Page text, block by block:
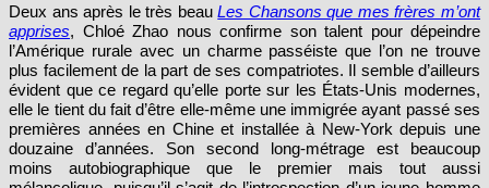
Deux ans après le très beauLes Chansons que mes frères m’ont
apprises, Chloé Zhao nous confirme son talent pour dépeindre
l’Amérique rurale avec un charme passéiste que l’on ne trouve
plus facilement de la part de ses compatriotes. Il semble d’ailleurs
évident que ce regard qu’elle porte sur les États-Unis modernes,
elle le tient du fait d’être elle-même une immigrée ayant passé ses
premières années en Chine et installée à New-York depuis une
douzaine d’années. Son second long-métrage est beaucoup
moins autobiographique que le premier mais tout aussi